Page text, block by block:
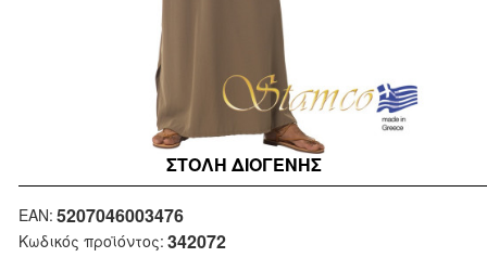
ΣΤΟΛΉ ΔΙΟΓΕΝΗΣ
Κωδικός προϊόντος: 342072
EAN: 5207046003476